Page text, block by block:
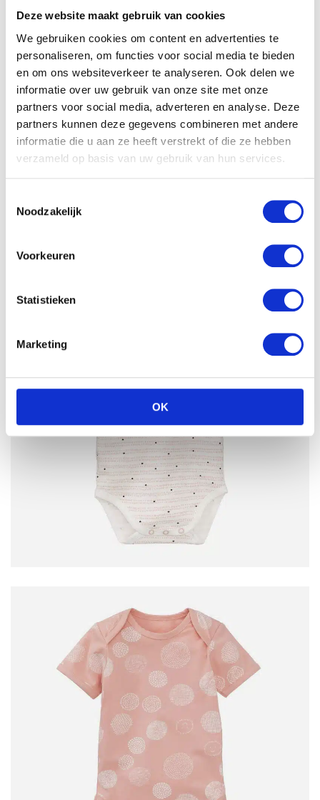
Deze website maakt gebruik van cookies
We gebruiken cookies om content en advertenties te
personaliseren, om functies voor social media te bieden
en om ons websiteverkeer te analyseren. Ook delen we
informatie over uw gebruik van onze site met onze
partners voor social media, adverteren en analyse. Deze
partners kunnen deze gegevens combineren met andere
informatie die u aan ze heeft verstrekt of die ze hebben
verzameld op basis van uw gebruik van hun services.
Noodzakelijk
Voorkeuren
Statistieken
Marketing
OK